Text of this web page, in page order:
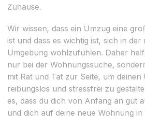
Zuhause.
Wir wissen, dass ein Umzug eine
ist und dass es wichtig ist, sich in der
Umgebung wohlzufühlen. Daher
nur bei der Wohnungssuche,
mit Rat und Tat zur Seite, um deinen
reibungslos und stressfrei zu
es, dass du dich von Anfang an gut
und dich auf deine neue Wohnung